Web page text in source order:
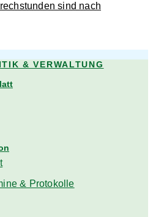
sind nach
& VERWALTUNG
& Protokolle